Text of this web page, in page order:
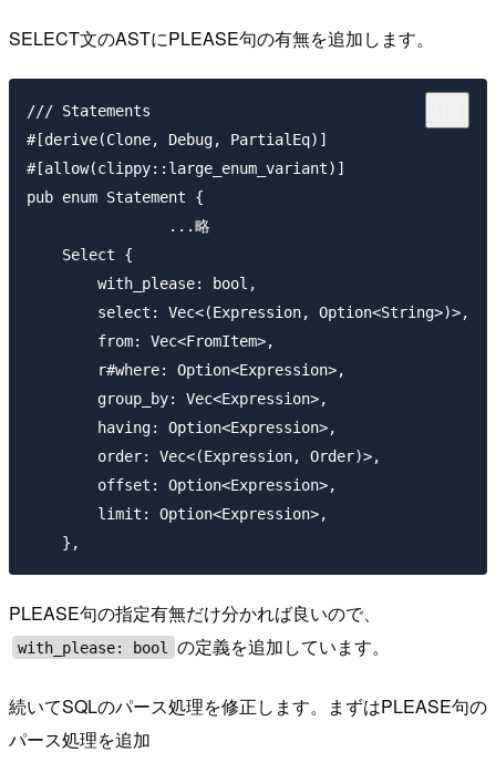
SELECT文のASTにPLEASE句の有無を追加します。
/// Statements
#[derive(Clone, Debug, PartialEq)]
#[allow(clippy::large_enum_variant)]
pub enum Statement {
    Select {
        with_please: bool,
        select: Vec<(Expression, Option<String>)>,
        from: Vec<FromItem>,
        r#where: Option<Expression>,
        group_by: Vec<Expression>,
        having: Option<Expression>,
        order: Vec<(Expression, Order)>,
        offset: Option<Expression>,
        limit: Option<Expression>,
PLEASE句の指定有無だけ分かれば良いので、
with_please: bool の定義を追加しています。
続いてSQLのパース処理を修正します。まずはPLEASE句の
パース処理を追加